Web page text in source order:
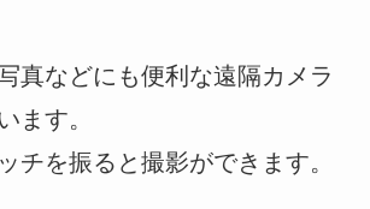
真などにも便利な遠隔カメラ
ます。
チを振ると撮影ができます。